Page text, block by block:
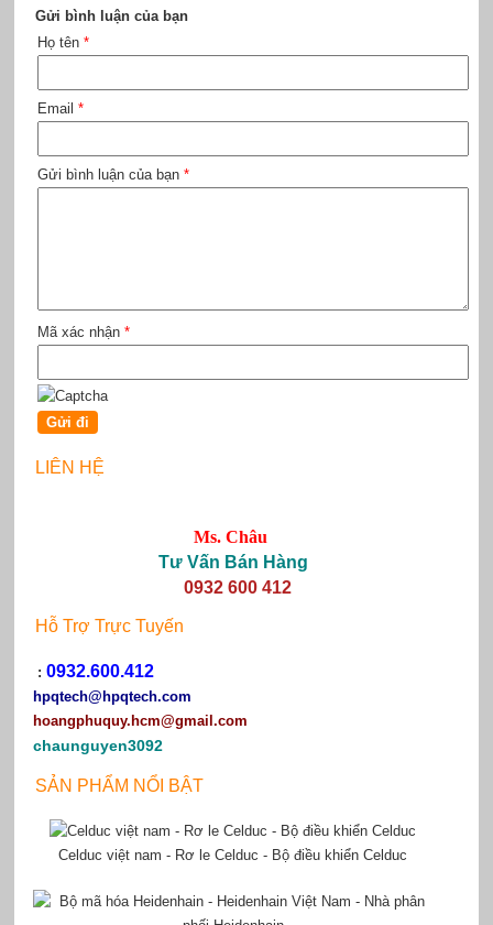
Gửi bình luận của bạn
Họ tên *
Email *
Gửi bình luận của bạn *
Mã xác nhận *
LIÊN HỆ
Ms. Châu
Tư Vấn Bán Hàng
0932 600 412
Hỗ Trợ Trực Tuyến
: 0932.600.412
hpqtech@hpqtech.com
hoangphuquy.hcm@gmail.com
chaunguyen3092
SẢN PHẨM NỔI BẬT
Celduc việt nam - Rơ le Celduc - Bộ điều khiển Celduc